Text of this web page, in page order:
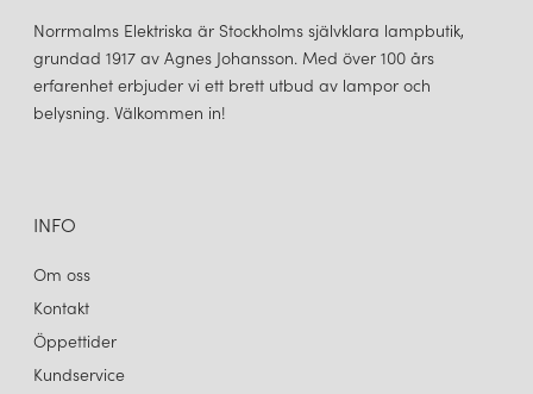
Norrmalms Elektriska är Stockholms självklara lampbutik,
grundad 1917 av Agnes Johansson. Med över 100 års
erfarenhet erbjuder vi ett brett utbud av lampor och
belysning. Välkommen in!
INFO
Om oss
Kontakt
Öppettider
Kundservice